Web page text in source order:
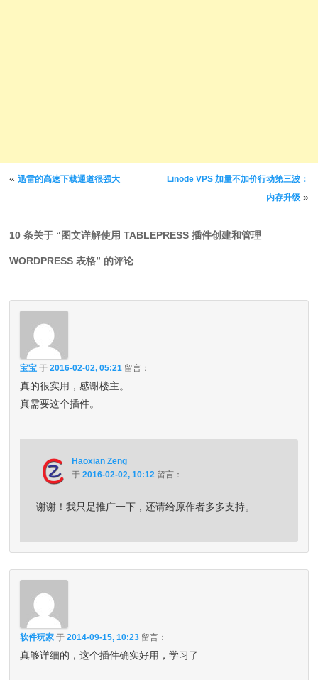
文章导航
«迅雷的高速下载通道很强大
Linode VPS 加量不加价行动第三波：
内存升级»
10 条关于 “图文详解使用 TABLEPRESS 插件创建和管理
WORDPRESS 表格” 的评论
宝宝 于2016-02-02, 05:21 留言：
真的很实用，感谢楼主。
真需要这个插件。
Haoxian Zeng
于2016-02-02, 10:12 留言：
谢谢！我只是推广一下，还请给原作者多多支持。
软件玩家 于2014-09-15, 10:23 留言：
真够详细的，这个插件确实好用，学习了